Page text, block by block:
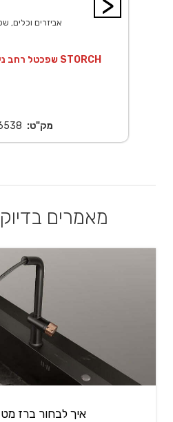
אביזרים וכלים,
שפכטל רחב נירוסטה 38 ס"מ STORCH
מק"ט:
מאמרים
איך לבחור ברז